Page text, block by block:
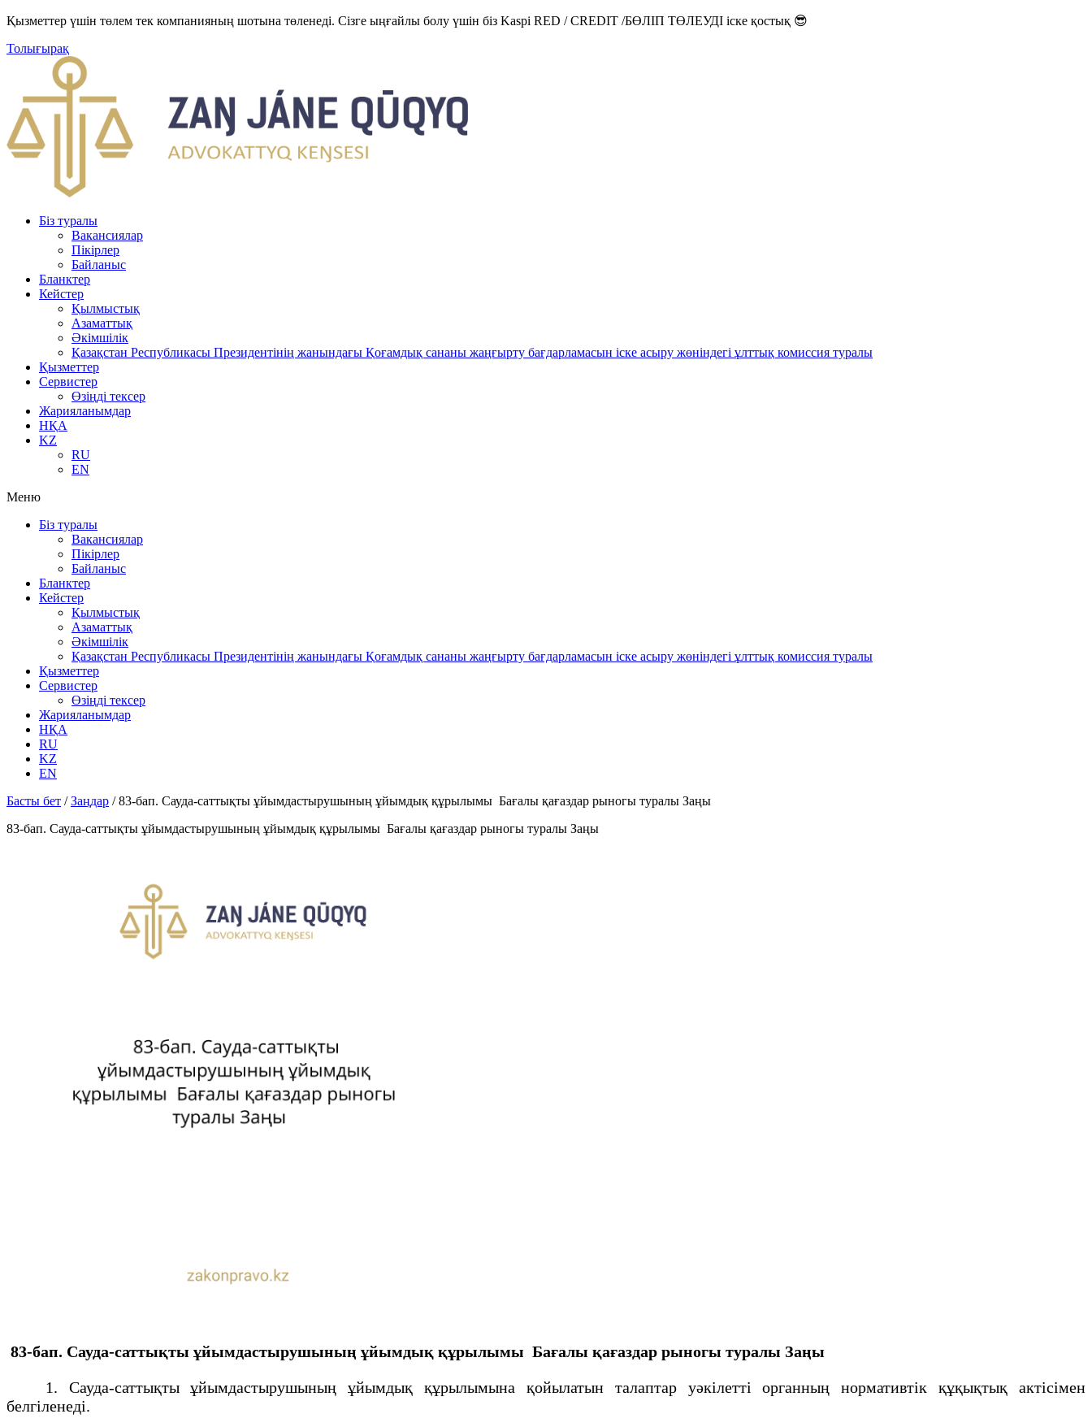
Қызметтер үшін төлем тек компанияның шотына төленеді. Сізге ыңғайлы болу үшін біз Kaspi RED / CREDIT /БӨЛІП ТӨЛЕУДІ іске қостық 😎
Толығырақ
Біз туралы
Вакансиялар
Пікірлер
Байланыс
Бланктер
Кейстер
Қылмыстық
Азаматтық
Әкімшілік
Қазақстан Республикасы Президентінің жанындағы Қоғамдық сананы жаңғырту бағдарламасын іске асыру жөніндегі ұлттық комиссия туралы
Қызметтер
Сервистер
Өзіңді тексер
Жарияланымдар
НҚА
KZ
RU
EN
Меню
Біз туралы
Вакансиялар
Пікірлер
Байланыс
Бланктер
Кейстер
Қылмыстық
Азаматтық
Әкімшілік
Қазақстан Республикасы Президентінің жанындағы Қоғамдық сананы жаңғырту бағдарламасын іске асыру жөніндегі ұлттық комиссия туралы
Қызметтер
Сервистер
Өзіңді тексер
Жарияланымдар
НҚА
RU
KZ
EN
Басты бет /Заңдар /83-бап. Сауда-саттықты ұйымдастырушының ұйымдық құрылымы Бағалы қағаздар рыногы туралы Заңы
83-бап. Сауда-саттықты ұйымдастырушының ұйымдық құрылымы Бағалы қағаздар рыногы туралы Заңы
83-бап. Сауда-саттықты ұйымдастырушының ұйымдық құрылымы Бағалы қағаздар рыногы туралы Заңы
1. Сауда-саттықты ұйымдастырушының ұйымдық құрылымына қойылатын талаптар уәкiлеттi органның нормативтiк құқықтық актiсiмен
белгiленедi.